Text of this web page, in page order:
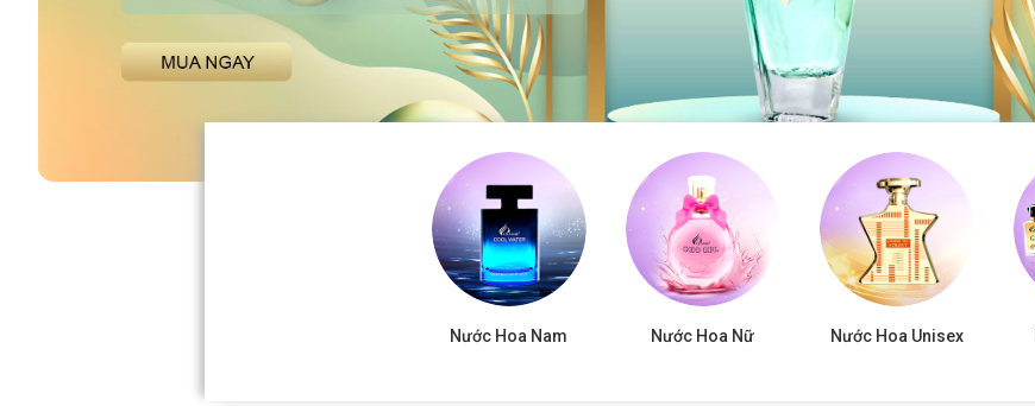
Nước Hoa Nam Nước Hoa Nữ Nước Hoa Unisex